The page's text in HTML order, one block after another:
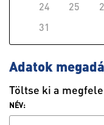
24 25
31
Adatok
Töltse ki a
NÉV: